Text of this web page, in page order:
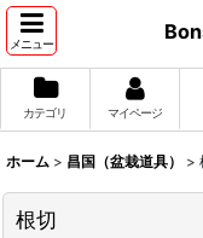
メニュー
カテゴリ マイページ
ホーム > 昌国（盆栽道具） >
根切